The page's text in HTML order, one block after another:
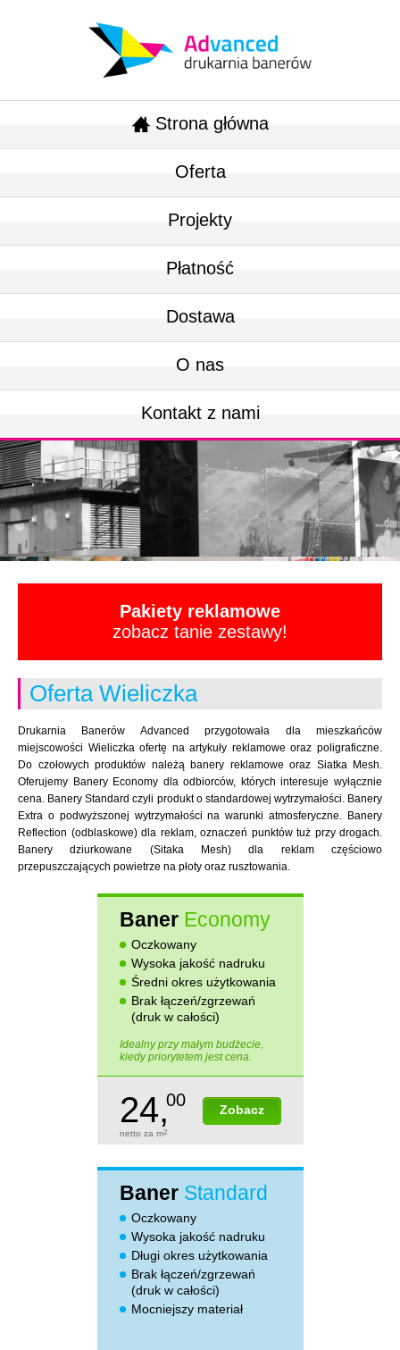
Strona główna
Oferta
Projekty
Płatność
Dostawa
O nas
Kontakt z nami
Pakiety reklamowe
zobacz tanie zestawy!
Oferta Wieliczka
Drukarnia Banerów Advanced przygotowała dla mieszkańców
miejscowości Wieliczka ofertę na artykuły reklamowe oraz poligraficzne.
Do czołowych produktów należą banery reklamowe oraz Siatka Mesh.
Oferujemy Banery Economy dla odbiorców, których interesuje wyłącznie
cena. Banery Standard czyli produkt o standardowej wytrzymałości. Banery
Extra o podwyższonej wytrzymałości na warunki atmosferyczne. Banery
Reflection (odblaskowe) dla reklam, oznaczeń punktów tuż przy drogach.
Banery dziurkowane (Sitaka Mesh) dla reklam częściowo
przepuszczających powietrze na płoty oraz rusztowania.
Baner Economy
Oczkowany
Wysoka jakość nadruku
Średni okres użytkowania
Brak łączeń/zgrzewań
(druk w całości)
Idealny przy małym budżecie,
kiedy priorytetem jest cena.
Zobacz
24,00
netto za m2
Baner Standard
Oczkowany
Wysoka jakość nadruku
Długi okres użytkowania
Brak łączeń/zgrzewań
(druk w całości)
Mocniejszy materiał